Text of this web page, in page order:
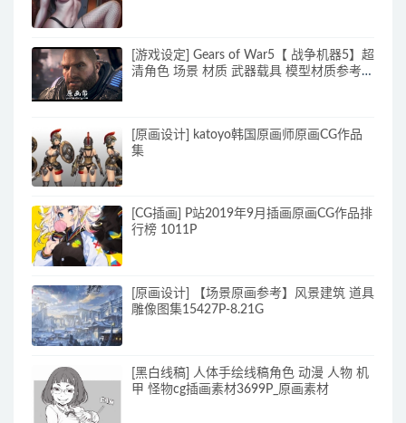
[游戏设定] Gears of War5【 战争机器5】超
清角色 场景 材质 武器载具 模型材质参考图
[原画设计] katoyo韩国原画师原画CG作品
集
[CG插画] P站2019年9月插画原画CG作品排
行榜 1011P
[原画设计] 【场景原画参考】风景建筑 道具
雕像图集15427P-8.21G
[黑白线稿] 人体手绘线稿角色 动漫 人物 机
甲 怪物cg插画素材3699P_原画素材